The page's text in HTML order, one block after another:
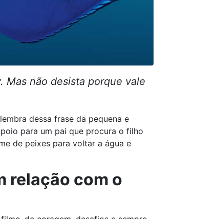
Mas não desista porque vale
dessa frase da pequena e
para um pai que procura o filho
de peixes para voltar a água e
relação com o